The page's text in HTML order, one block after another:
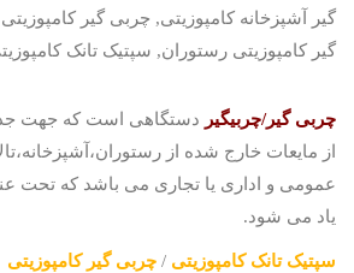
گیر آشپزخانه کامپوزیتی, چربی گیر
گیر کامپوزیتی رستوران, سپتیک تانک
چربی گیر/چربیگیر دستگاهی است که جهت
از مایعات خارج شده از
عمومی و اداری یا تجاری می باشد که تحت
یاد می شود.
سپتیک تانک کامپوزیتی / چربی گیر کامپوزیتی